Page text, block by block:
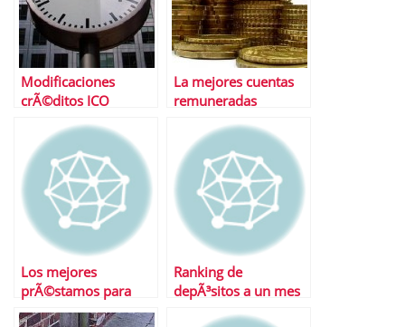
Modificaciones
crÃ©ditos ICO
El ICO esta igual de
nervioso que el
mercado
La mejores cuentas
remuneradas
Los mejores
prÃ©stamos para
coches
Ranking de
depÃ³sitos a un mes